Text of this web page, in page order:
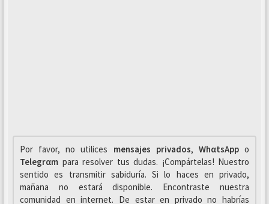
Por favor, no utilices mensajes privados, WhαtsAppo
Telegrαm para resolver tus dudas. ¡Compártelas! Nuestro
sentido es transmitir sabiduría. Si lo haces en privado,
mañana no estará disponible. Encontraste nuestra
comunidad en internet. De estar en privado no habrías